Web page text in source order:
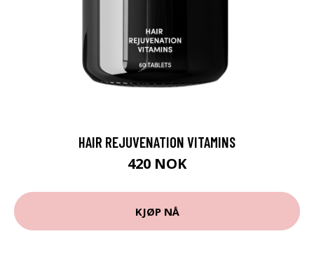
HAIR REJUVENATION VITAMINS
420 NOK
KJØP NÅ